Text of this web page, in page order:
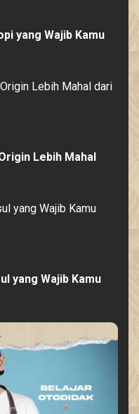
yang Wajib Kamu
Lebih Mahal
yang Wajib Kamu